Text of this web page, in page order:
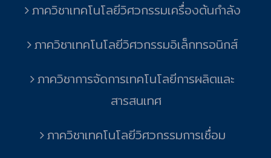
ภาควิชาเทคโนโลยีวิศวกรรมเครื่องต้นกำลัง
ภาควิชาเทคโนโลยีวิศวกรรมอิเล็กทรอนิกส์
ภาควิชาการจัดการเทคโนโลยีการผลิตและ
สารสนเทศ
ภาควิชาเทคโนโลยีวิศวกรรมการเชื่อม